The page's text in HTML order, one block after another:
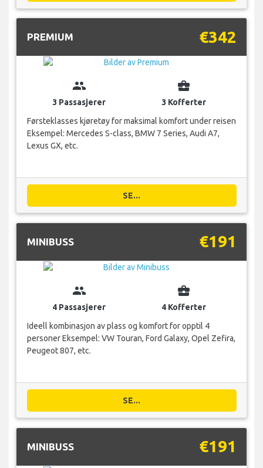
PREMIUM €342
group
3 Passasjerer
business_center
3 Kofferter
Førsteklasses kjøretøy for maksimal komfort under reisen
Eksempel: Mercedes S-class, BMW 7 Series, Audi A7,
Lexus GX, etc.
SE...
MINIBUSS €191
group
4 Passasjerer
business_center
4 Kofferter
Ideell kombinasjon av plass og komfort for opptil 4
personer Eksempel: VW Touran, Ford Galaxy, Opel Zefira,
Peugeot 807, etc.
SE...
MINIBUSS €191